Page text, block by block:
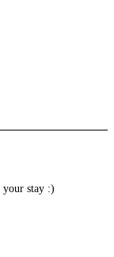
stay :)